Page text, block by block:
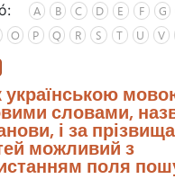
A B C D E F G
O P Q R S T U V
словами,
і за
можливий з
поля